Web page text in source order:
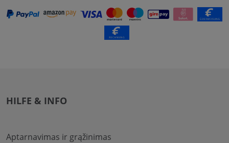
HILFE & INFO
Aptarnavimas ir grąžinimas